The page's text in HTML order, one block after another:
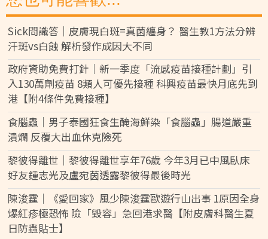
Sick問識答｜皮膚現白斑=真菌纏身？ 醫生教1方法分辨
汗斑vs白蝕 解析發作成因大不同
政府資助免費打針｜新一季度「流感疫苗接種計劃」引
入130萬劑疫苗 8類人可優先接種 科興疫苗最快月底先到
港【附4條件免費接種】
食腦蟲｜男子泰國狂食生醃海鮮染「食腦蟲」腸道嚴重
潰爛 反覆大出血休克險死
黎彼得離世｜黎彼得離世享年76歲 今年3月已中風臥床
好友鍾志光及盧宛茵透露黎彼得最後時光
陳浚霆｜《愛回家》風少陳浚霆歐遊行山出事 1原因全身
爆紅疹極恐怖 險「毀容」急回港求醫【附皮膚科醫生夏
日防蟲貼士】